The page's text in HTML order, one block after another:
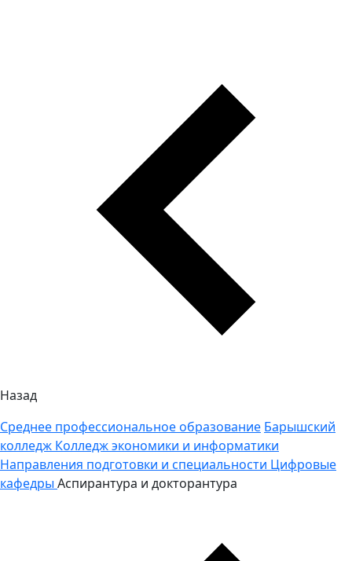
Назад
Среднее профессиональное образование Барышский
колледж Колледж экономики и информатики
Направления подготовки и специальности Цифровые
кафедры Аспирантура и докторантура